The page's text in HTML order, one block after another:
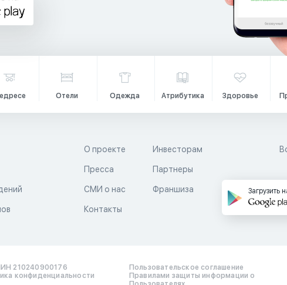
Отели Одежда Атрибутика Здоровье
О проекте
Пресса
СМИ о нас
Контакты
Инвесторам
Партнеры
Франшиза Загрузить
210240900176
конфиденциальности
Пользовательское соглашение
Правилами защиты информации о